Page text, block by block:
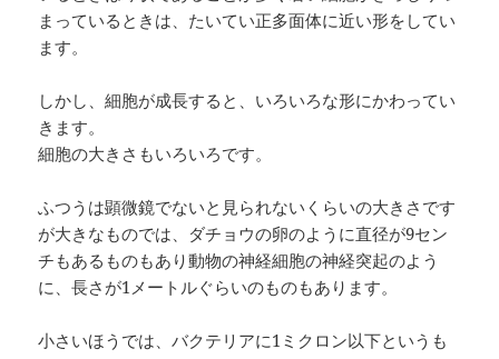
まっているときは、たいてい正多面体に近い形をしてい
ます。
しかし、細胞が成長すると、いろいろな形にかわってい
きます。
細胞の大きさもいろいろです。
ふつうは顕微鏡でないと見られないくらいの大きさです
が大きなものでは、ダチョウの卵のように直径が9セン
チもあるものもあり動物の神経細胞の神経突起のよう
に、長さが1メートルぐらいのものもあります。
小さいほうでは、バクテリアに1ミクロン以下というも